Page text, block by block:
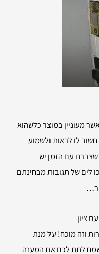
מעוניין במוצר כלשהוא
לו לראות ולשמוע
עם הזמן יש
לים של תגובות מבחינתם
ציון
וזה מוכח! על מנת
לתת לכם את המענה